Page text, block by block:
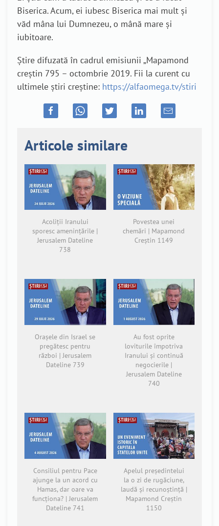
Biserica. Acum, ei iubesc Biserica mai mult și
văd mâna lui Dumnezeu, o mână mare și
iubitoare.
Știre difuzată în cadrul emisiunii „Mapamond
creștin 795 – octombrie 2019. Fii la curent cu
ultimele știri creștine: https://alfaomega.tv/stiri
Articole similare
Acoliții Iranului
sporesc amenințările |
Jerusalem Dateline
738
Povestea unei
chemări | Mapamond
Creștin 1149
Orașele din Israel se
pregătesc pentru
război | Jerusalem
Dateline 739
Au fost oprite
loviturile împotriva
Iranului și continuă
negocierile |
Jerusalem Dateline
740
Consiliul pentru Pace
ajunge la un acord cu
Hamas, dar oare va
funcționa? | Jerusalem
Dateline 741
Apelul președintelui
la o zi de rugăciune,
laudă și recunoștință |
Mapamond Creștin
1150